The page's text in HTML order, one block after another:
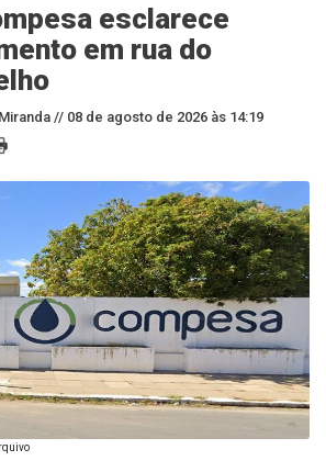
esclarece
em rua do
// 08 de agosto de 2026 às 14:19